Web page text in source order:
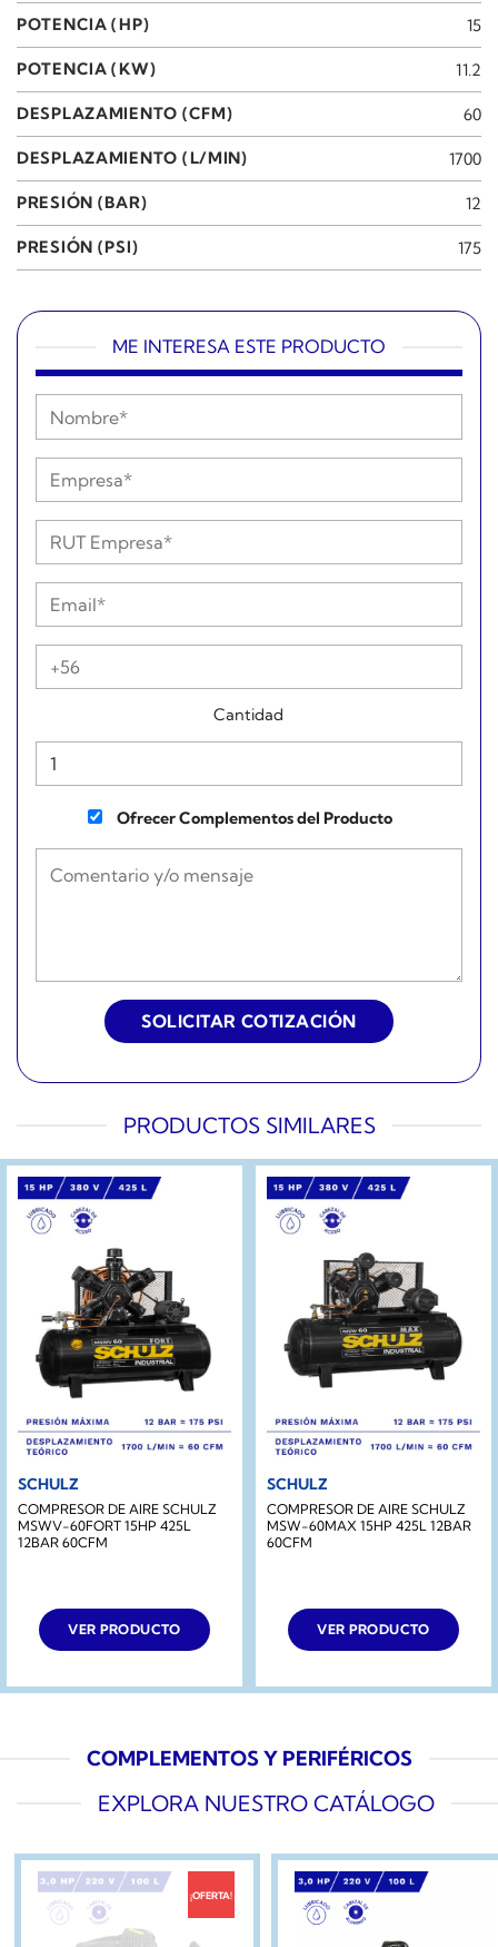
POTENCIA (HP) 15
POTENCIA (KW) 11.2
DESPLAZAMIENTO (CFM) 60
DESPLAZAMIENTO (L/MIN) 1700
PRESIÓN (BAR) 12
PRESIÓN (PSI) 175
ME INTERESA ESTE PRODUCTO
Cantidad
Ofrecer Complementos del Producto
PRODUCTOS SIMILARES
SCHULZ
COMPRESOR DE AIRE SCHULZ
MSWV-60FORT 15HP 425L
12BAR 60CFM
VER PRODUCTO
SCHULZ
COMPRESOR DE AIRE SCHULZ
MSW-60MAX 15HP 425L 12BAR
60CFM
VER PRODUCTO
COMPLEMENTOS Y PERIFÉRICOS
EXPLORA NUESTRO CATÁLOGO
¡OFERTA!